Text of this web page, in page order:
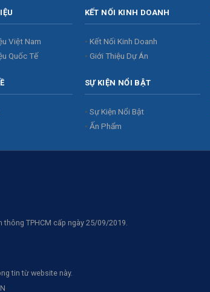
Việt Nam
Quốc Tế
KẾT NỐI KINH DOANH
Kết Nối Kinh Doanh
Giới Thiệu Dự Án
SỰ KIỆN NỔI BẬT
Sự Kiện Nổi Bật
Ấn Phẩm
thông TPHCM cấp ngày 25/09/2019.
tin từ website này.